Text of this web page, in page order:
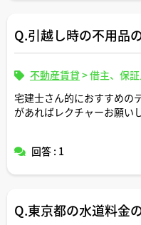
Q.引越し時の不用品
不動産賃貸 >借主、保
宅建士さん的におすすめの
があればレクチャーお願い
回答 : 1
Q.東京都の水道料金